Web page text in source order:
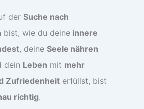
der Suche nach
bist, wie du deine innere
, deine Seele nähren
dein Leben mit mehr
Zufriedenheit erfüllst, bist
richtig.